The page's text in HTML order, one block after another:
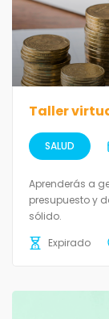
Taller
SALUD
Aprenderás a
presupuesto y
sólido.
Expirado